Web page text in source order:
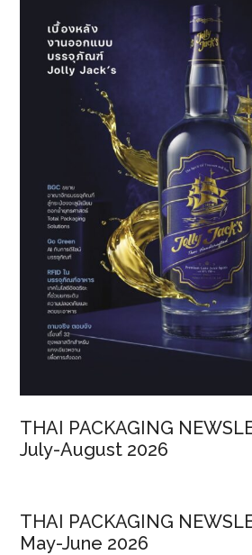
สดชื่น
กว่า
ที่
เคย
THAI PACKAGING
July-August 2026
THAI PACKAGING
May-June 2026